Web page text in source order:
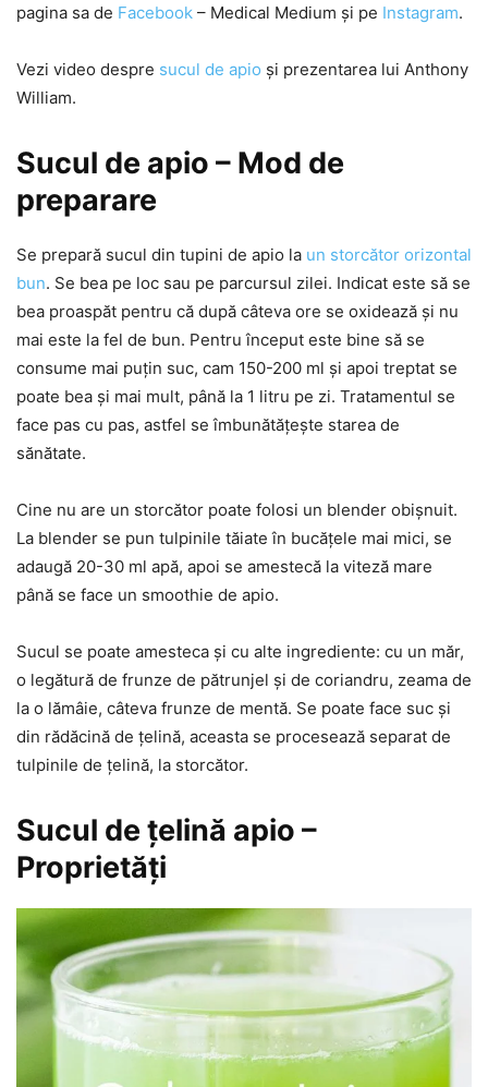
pagina sa de Facebook – Medical Medium și pe Instagram.
Vezi video despre sucul de apio și prezentarea lui Anthony
William.
Sucul de apio – Mod de
preparare
Se prepară sucul din tupini de apio la un storcător orizontal
bun. Se bea pe loc sau pe parcursul zilei. Indicat este să se
bea proaspăt pentru că după câteva ore se oxidează și nu
mai este la fel de bun. Pentru început este bine să se
consume mai puțin suc, cam 150-200 ml și apoi treptat se
poate bea și mai mult, până la 1 litru pe zi. Tratamentul se
face pas cu pas, astfel se îmbunătățește starea de
sănătate.
Cine nu are un storcător poate folosi un blender obișnuit.
La blender se pun tulpinile tăiate în bucățele mai mici, se
adaugă 20-30 ml apă, apoi se amestecă la viteză mare
până se face un smoothie de apio.
Sucul se poate amesteca și cu alte ingrediente: cu un măr,
o legătură de frunze de pătrunjel și de coriandru, zeama de
la o lămâie, câteva frunze de mentă. Se poate face suc și
din rădăcină de țelină, aceasta se procesează separat de
tulpinile de țelină, la storcător.
Sucul de țelină apio –
Proprietăți